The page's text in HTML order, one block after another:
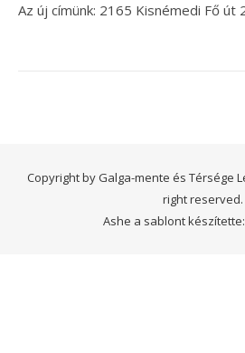
Az új címünk: 2165 Kisnémedi Fő út
Copyright by Galga-mente és Térsége
right reserved.
Ashe a sablont készítette: